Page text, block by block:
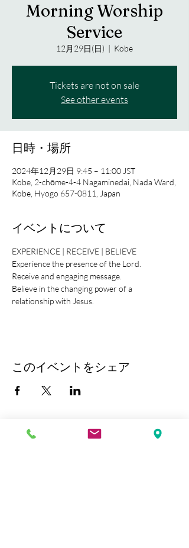
Morning Worship
Service
12月29日(日)
  |
Kobe
Tickets are not on sale
See other events
日時・場所
2024年12月29日 9:45 – 11:00 JST
Kobe, 2-chōme-4-4 Nagaminedai, Nada Ward,
Kobe, Hyogo 657-0811, Japan
イベントについて
EXPERIENCE | RECEIVE | BELIEVE
Experience the presence of the Lord.
Receive and engaging message.
Believe in the changing power of a
relationship with Jesus.
このイベントをシェア